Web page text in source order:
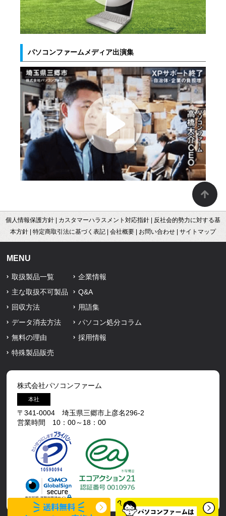
パソコンファームメディア出演集
個人情報保護方針 カスタマーハラスメント対応指針
反社会的勢力に対する基
本方針
特定商取引法に基づく表記 会社概要 お問い合わせ サイトマップ
MENU
取扱製品一覧
主な取扱不可製品
回収方法
データ消去方法
無料の理由
特殊製品販売
企業情報
Q&A
用語集
パソコン処分コラム
採用情報
株式会社パソコンファーム
本社
〒341-0004 埼玉県三郷市上彦名296-2
営業時間 10：00～18：00